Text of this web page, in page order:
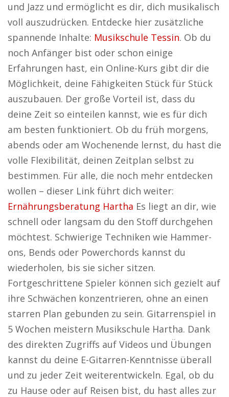
und Jazz und ermöglicht es dir, dich musikalisch
voll auszudrücken. Entdecke hier zusätzliche
spannende Inhalte: Musikschule Tessin. Ob du
noch Anfänger bist oder schon einige
Erfahrungen hast, ein Online-Kurs gibt dir die
Möglichkeit, deine Fähigkeiten Stück für Stück
auszubauen. Der große Vorteil ist, dass du
deine Zeit so einteilen kannst, wie es für dich
am besten funktioniert. Ob du früh morgens,
abends oder am Wochenende lernst, du hast die
volle Flexibilität, deinen Zeitplan selbst zu
bestimmen. Für alle, die noch mehr entdecken
wollen – dieser Link führt dich weiter:
Ernährungsberatung Hartha Es liegt an dir, wie
schnell oder langsam du den Stoff durchgehen
möchtest. Schwierige Techniken wie Hammer-
ons, Bends oder Powerchords kannst du
wiederholen, bis sie sicher sitzen.
Fortgeschrittene Spieler können sich gezielt auf
ihre Schwächen konzentrieren, ohne an einen
starren Plan gebunden zu sein. Gitarrenspiel in
5 Wochen meistern Musikschule Hartha. Dank
des direkten Zugriffs auf Videos und Übungen
kannst du deine E-Gitarren-Kenntnisse überall
und zu jeder Zeit weiterentwickeln. Egal, ob du
zu Hause oder auf Reisen bist, du hast alles zur